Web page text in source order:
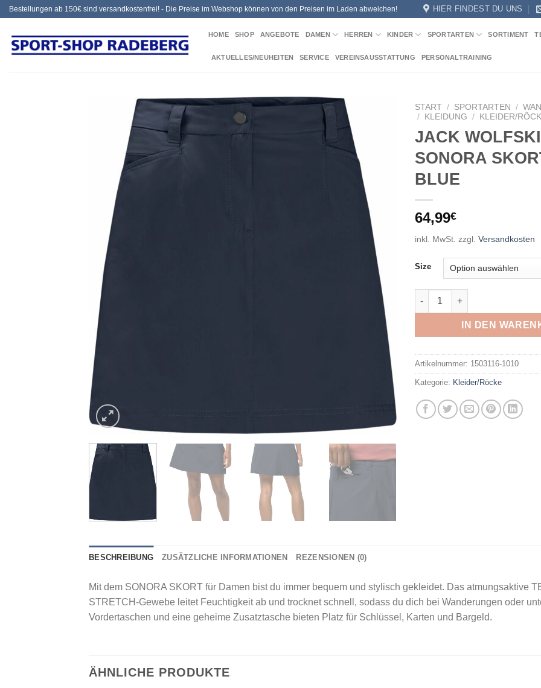
Zum
springen
Bestellungen ab 150€ sind versandkostenfrei! - Die Preise im Webshop können von den Preisen im Laden abweichen! HIER FINDEST DU UNS
HOME SHOP ANGEBOTE DAMEN HERREN KINDER SPORTARTEN SORTIMENT
AKTUELLES/NEUHEITEN SERVICE VEREINSAUSSTATTUNG PERSONALTRAINING
START / SPORTARTEN /
/
KLEIDUNG / KLEIDER/
JACK
SONORA
BLUE
64,99€
inkl. MwSt. zzgl. Versandkosten
Size
JACK WOLFSKIN - SONORA
IN DEN
Artikelnummer: 1503116-1010
Kategorie: Kleider/Röcke
BESCHREIBUNG ZUSÄTZLICHE INFORMATIONEN REZENSIONEN (0)
Mit dem SONORA SKORT für Damen bist du immer bequem und stylisch gekleidet. Das atmungsaktive
STRETCH-Gewebe leitet Feuchtigkeit ab und trocknet schnell, sodass du dich bei Wanderungen oder
Vordertaschen und eine geheime Zusatztasche bieten Platz für Schlüssel, Karten und Bargeld.
ÄHNLICHE PRODUKTE